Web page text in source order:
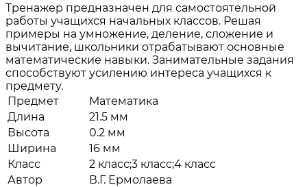
Тренажер предназначен для самостоятельной
работы учащихся начальных классов. Решая
примеры на умножение, деление, сложение и
вычитание, школьники отрабатывают основные
математические навыки. Занимательные задания
способствуют усилению интереса учащихся к
предмету.
Предмет
Математика
Длина
21.5 мм
Высота
0.2 мм
Ширина
16 мм
Класс
2 класс;3 класс;4 класс
Автор
В.Г. Ермолаева